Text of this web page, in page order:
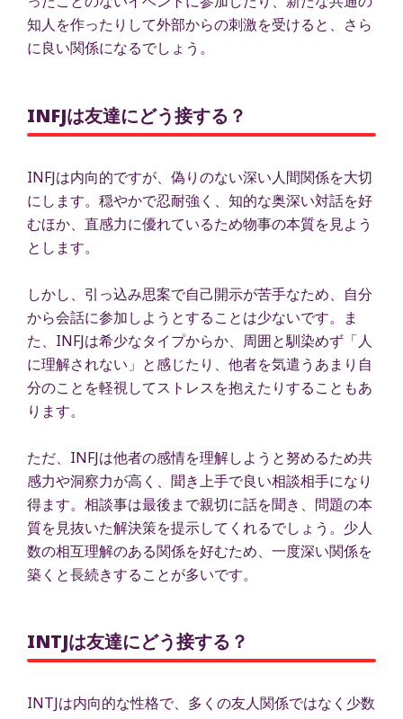
知人を作ったりして外部からの刺激を受けると、さら
に良い関係になるでしょう。
INFJは友達にどう接する？
INFJは内向的ですが、偽りのない深い人間関係を大切
にします。穏やかで忍耐強く、知的な奥深い対話を好
むほか、直感力に優れているため物事の本質を見よう
とします。
しかし、引っ込み思案で自己開示が苦手なため、自分
から会話に参加しようとすることは少ないです。ま
た、INFJは希少なタイプからか、周囲と馴染めず「人
に理解されない」と感じたり、他者を気遣うあまり自
分のことを軽視してストレスを抱えたりすることもあ
ります。
ただ、INFJは他者の感情を理解しようと努めるため共
感力や洞察力が高く、聞き上手で良い相談相手になり
得ます。相談事は最後まで親切に話を聞き、問題の本
質を見抜いた解決策を提示してくれるでしょう。少人
数の相互理解のある関係を好むため、一度深い関係を
築くと長続きすることが多いです。
INTJは友達にどう接する？
INTJは内向的な性格で、多くの友人関係ではなく少数